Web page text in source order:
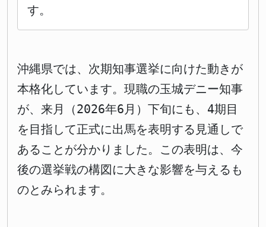
す。
沖縄県では、次期知事選挙に向けた動きが
本格化しています。現職の玉城デニー知事
が、来月（2026年6月）下旬にも、4期目
を目指して正式に出馬を表明する見通しで
あることが分かりました。この表明は、今
後の選挙戦の構図に大きな影響を与えるも
のとみられます。